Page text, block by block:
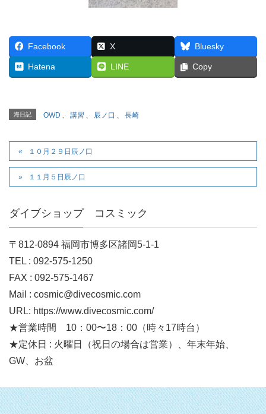
Facebook X Bluesky
Hatena LINE Copy
海日記 OWD 講習 辰ノ口 長崎
１０月２９日辰ノ口
１１月５日辰ノ口
ダイブショップ コスミック
〒812-0894 福岡市博多区諸岡5-1-1
TEL : 092-575-1250
FAX : 092-575-1467
Mail : cosmic@divecosmic.com
URL: https://www.divecosmic.com/
★営業時間 10：00〜18：00（時々17時台）
★定休日 : 火曜日（祝日の場合は営業）、年末年始、
GW、お盆